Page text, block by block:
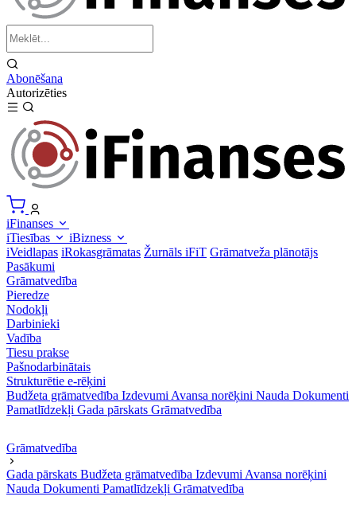
Abonēšana
Autorizēties
iFinanses
iTiesības
iBizness
iVeidlapas iRokasgrāmatas Žurnāls iFiT Grāmatveža plānotājs
Pasākumi
Grāmatvedība
Pieredze
Nodokļi
Darbinieki
Vadība
Tiesu prakse
Pašnodarbinātais
Strukturētie e-rēķini
Budžeta grāmatvedība Izdevumi Avansa norēķini Nauda Dokumenti
Pamatlīdzekļi Gada pārskats Grāmatvedība
Grāmatvedība
Gada pārskats Budžeta grāmatvedība Izdevumi Avansa norēķini
Nauda Dokumenti Pamatlīdzekļi Grāmatvedība